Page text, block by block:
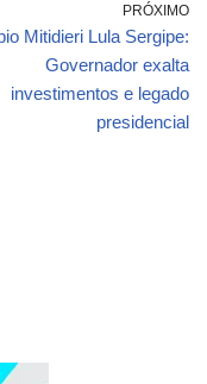
PRÓXIMO
Mitidieri Lula Sergipe:
Governador exalta
investimentos e legado
presidencial